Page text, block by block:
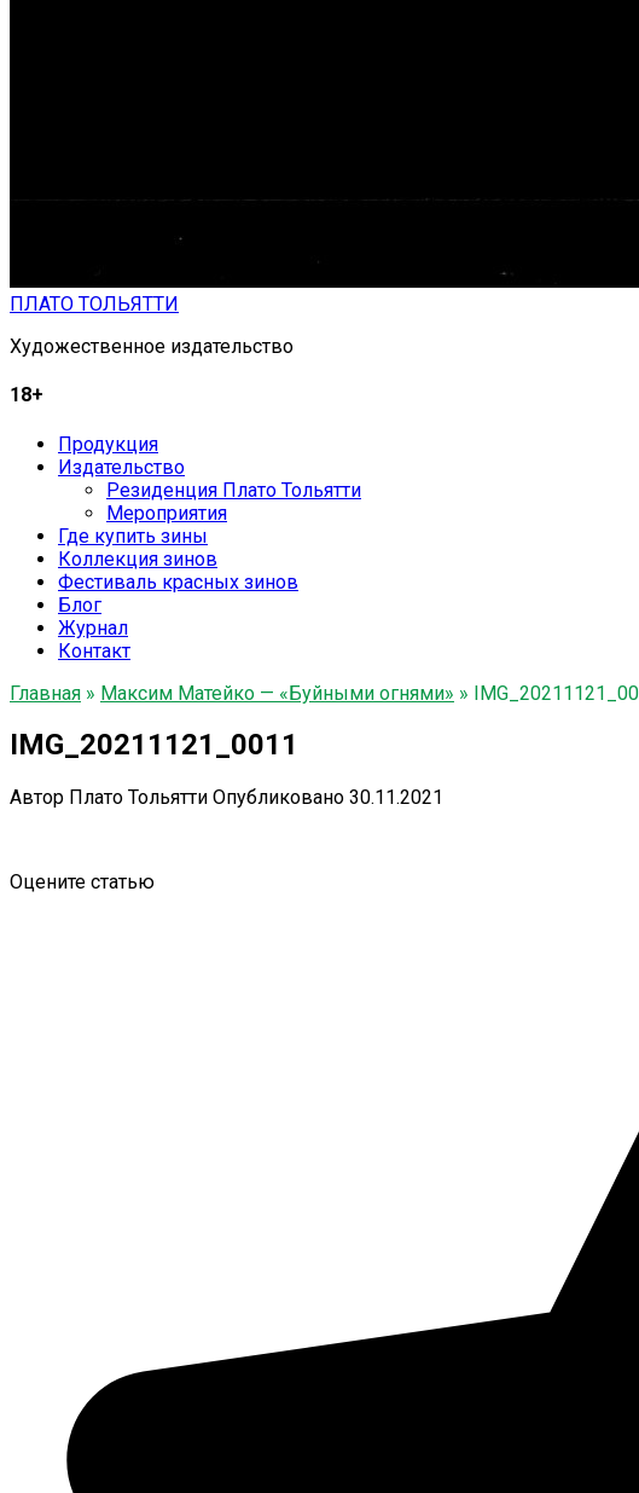
ПЛАТО ТОЛЬЯТТИ
Художественное издательство
18+
Продукция
Издательство
Резиденция Плато Тольятти
Мероприятия
Где купить зины
Коллекция зинов
Фестиваль красных зинов
Блог
Журнал
Контакт
Главная » Максим Матейко — «Буйными огнями» »
IMG_20211121_0011
Автор Плато Тольятти Опубликовано 30.11.2021
Оцените статью